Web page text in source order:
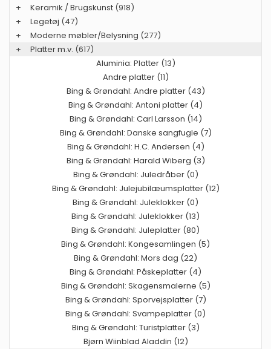
+
Keramik / Brugskunst (918)
+
Legetøj (47)
+
Moderne møbler/Belysning (277)
+
Platter m.v. (617)
Aluminia: Platter (13)
Andre platter (11)
Bing & Grøndahl: Andre platter (43)
Bing & Grøndahl: Antoni platter (4)
Bing & Grøndahl: Carl Larsson (14)
Bing & Grøndahl: Danske sangfugle (7)
Bing & Grøndahl: H.C. Andersen (4)
Bing & Grøndahl: Harald Wiberg (3)
Bing & Grøndahl: Juledråber (0)
Bing & Grøndahl: Julejubilæumsplatter (12)
Bing & Grøndahl: Juleklokker (0)
Bing & Grøndahl: Juleklokker (13)
Bing & Grøndahl: Juleplatter (80)
Bing & Grøndahl: Kongesamlingen (5)
Bing & Grøndahl: Mors dag (22)
Bing & Grøndahl: Påskeplatter (4)
Bing & Grøndahl: Skagensmalerne (5)
Bing & Grøndahl: Sporvejsplatter (7)
Bing & Grøndahl: Svampeplatter (0)
Bing & Grøndahl: Turistplatter (3)
Bjørn Wiinblad Aladdin (12)